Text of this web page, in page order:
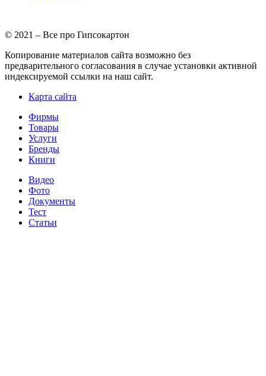
© 2021 – Все про Гипсокартон
Копирование материалов сайта возможно без
предварительного согласования в случае установки активной
индексируемой ссылки на наш сайт.
Карта сайта
Фирмы
Товары
Услуги
Бренды
Книги
Видео
Фото
Документы
Тест
Статьи